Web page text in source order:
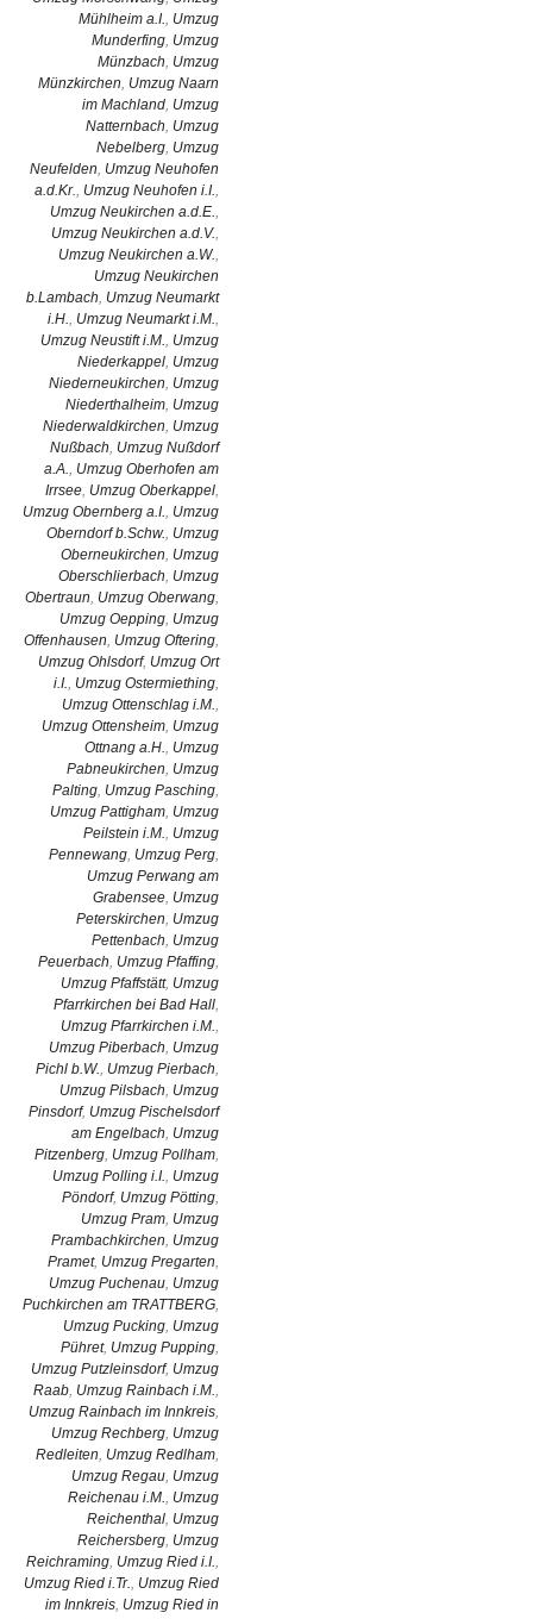
Mühlheim a.I., Umzug
Munderfing, Umzug
Münzbach, Umzug
Münzkirchen, Umzug Naarn
im Machland, Umzug
Natternbach, Umzug
Nebelberg, Umzug
Neufelden, Umzug Neuhofen
a.d.Kr., Umzug Neuhofen i.I.,
Umzug Neukirchen a.d.E.,
Umzug Neukirchen a.d.V.,
Umzug Neukirchen a.W.,
Umzug Neukirchen
b.Lambach, Umzug Neumarkt
i.H., Umzug Neumarkt i.M.,
Umzug Neustift i.M., Umzug
Niederkappel, Umzug
Niederneukirchen, Umzug
Niederthalheim, Umzug
Niederwaldkirchen, Umzug
Nußbach, Umzug Nußdorf
a.A., Umzug Oberhofen am
Irrsee, Umzug Oberkappel,
Umzug Obernberg a.I., Umzug
Oberndorf b.Schw., Umzug
Oberneukirchen, Umzug
Oberschlierbach, Umzug
Obertraun, Umzug Oberwang,
Umzug Oepping, Umzug
Offenhausen, Umzug Oftering,
Umzug Ohlsdorf, Umzug Ort
i.I., Umzug Ostermiething,
Umzug Ottenschlag i.M.,
Umzug Ottensheim, Umzug
Ottnang a.H., Umzug
Pabneukirchen, Umzug
Palting, Umzug Pasching,
Umzug Pattigham, Umzug
Peilstein i.M., Umzug
Pennewang, Umzug Perg,
Umzug Perwang am
Grabensee, Umzug
Peterskirchen, Umzug
Pettenbach, Umzug
Peuerbach, Umzug Pfaffing,
Umzug Pfaffstätt, Umzug
Pfarrkirchen bei Bad Hall,
Umzug Pfarrkirchen i.M.,
Umzug Piberbach, Umzug
Pichl b.W., Umzug Pierbach,
Umzug Pilsbach, Umzug
Pinsdorf, Umzug Pischelsdorf
am Engelbach, Umzug
Pitzenberg, Umzug Pollham,
Umzug Polling i.I., Umzug
Pöndorf, Umzug Pötting,
Umzug Pram, Umzug
Prambachkirchen, Umzug
Pramet, Umzug Pregarten,
Umzug Puchenau, Umzug
Puchkirchen am TRATTBERG,
Umzug Pucking, Umzug
Pühret, Umzug Pupping,
Umzug Putzleinsdorf, Umzug
Raab, Umzug Rainbach i.M.,
Umzug Rainbach im Innkreis,
Umzug Rechberg, Umzug
Redleiten, Umzug Redlham,
Umzug Regau, Umzug
Reichenau i.M., Umzug
Reichenthal, Umzug
Reichersberg, Umzug
Reichraming, Umzug Ried i.I.,
Umzug Ried i.Tr., Umzug Ried
im Innkreis, Umzug Ried in